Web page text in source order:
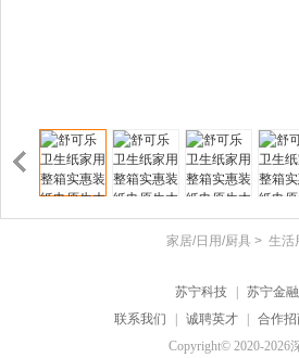
家居/日用/厨具 > 生活
苏宁科技 苏宁金融
联系我们
诚聘英才 合作
Copyright© 2020-